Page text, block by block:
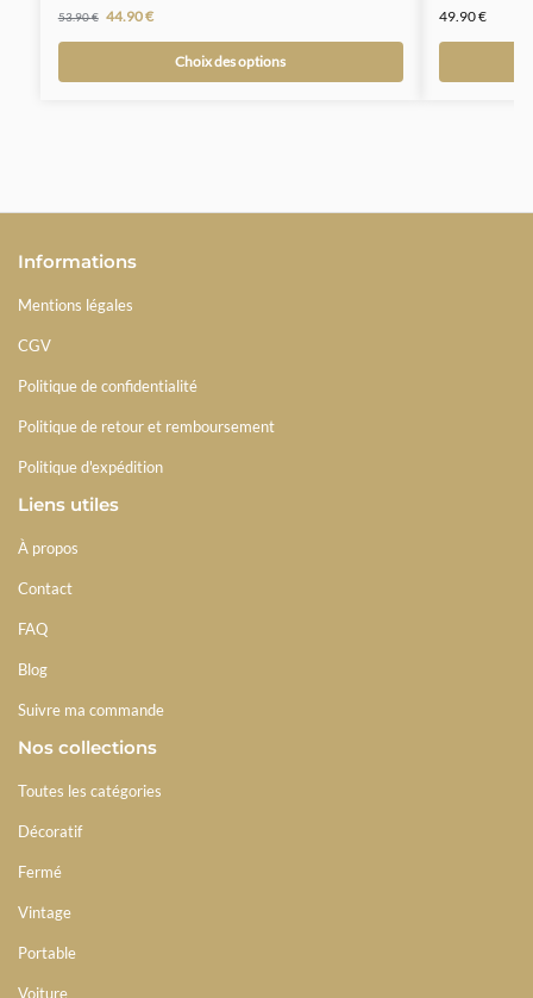
53.90€ 44.90€
Choix des options
49.90€
Informations
Mentions légales
CGV
Politique de confidentialité
Politique de retour et remboursement
Politique d'expédition
Liens utiles
À propos
Contact
FAQ
Blog
Suivre ma commande
Nos collections
Toutes les catégories
Décoratif
Fermé
Vintage
Portable
Voiture